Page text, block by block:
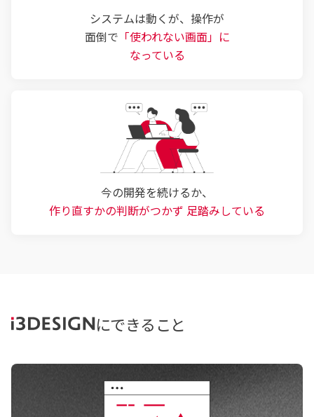
システムは動くが、操作が
面倒で 「使われない画面」に
なっている
今の開発を続けるか、
作り直すかの判断がつかず 足踏みしている
にできること